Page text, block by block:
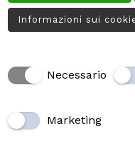
Creato da
Local Web
Informazioni sui
Necessario
Marketing